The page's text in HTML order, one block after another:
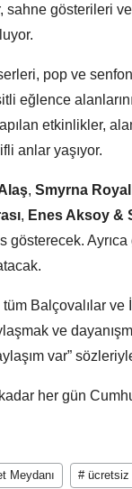
gösterileri
pop ve
eğlence
etkinlikler,
anlar yaşıyor.
, Smyrna
, Enes Aksoy &
gösterecek.
Balçovalılar ve
ve
var”
her gün
Meydanı #